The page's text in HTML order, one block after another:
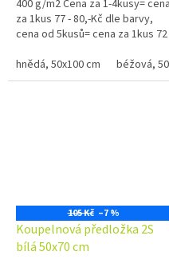
400 g/m2 Cena za 1-4kusy= cena
za 1kus 77 - 80,-Kč dle barvy,
cena od 5kusů= cena za 1kus 72
béžová a...
hnědá, 50x100 cm béžová,
105 Kč –7 %
Koupelnová předložka 2S
bílá 50x70 cm